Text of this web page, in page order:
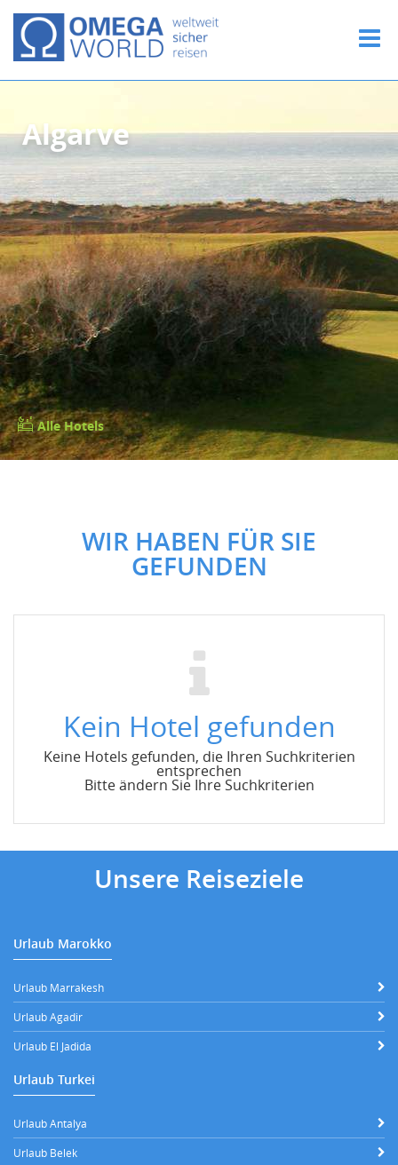
Algarve
Alle Hotels
WIR HABEN FÜR SIE
GEFUNDEN
Kein Hotel gefunden
Keine Hotels gefunden, die Ihren Suchkriterien
entsprechen
Bitte ändern Sie Ihre Suchkriterien
Unsere Reiseziele
Urlaub Marokko
Urlaub Marrakesh
Urlaub Agadir
Urlaub El Jadida
Urlaub Turkei
Urlaub Antalya
Urlaub Belek